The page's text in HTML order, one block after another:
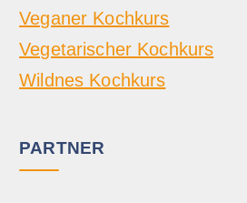
Veganer Kochkurs
Vegetarischer Kochkurs
Wildnes Kochkurs
PARTNER